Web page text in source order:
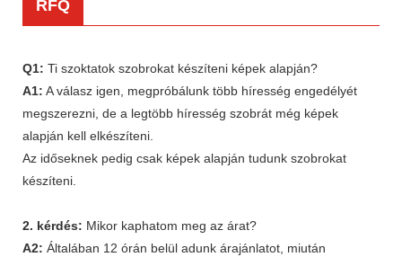
RFQ
Q1: Ti szoktatok szobrokat készíteni képek alapján?
A1: A válasz igen, megpróbálunk több híresség engedélyét
megszerezni, de a legtöbb híresség szobrát még képek
alapján kell elkészíteni.
Az időseknek pedig csak képek alapján tudunk szobrokat
készíteni.
2. kérdés: Mikor kaphatom meg az árat?
A2: Általában 12 órán belül adunk árajánlatot, miután